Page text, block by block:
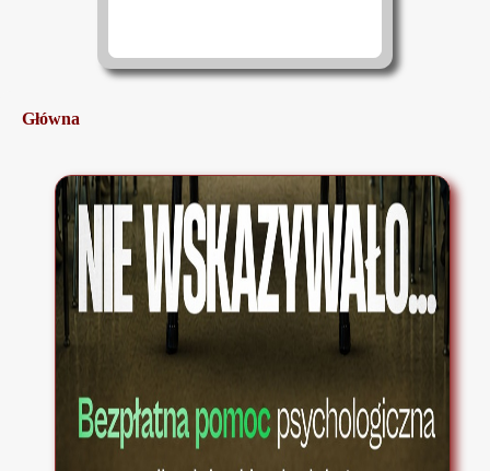
Główna